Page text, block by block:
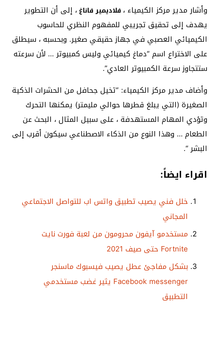
وأشار مدير مركز الكيمياء ، فلاديمير فاناغ ، إلى أن التطوير
يهدف إلى تحقيق تجريبي للمفهوم النظري للحاسوب
الكيميائي العصبي في جهاز حقيقي صغير. وبحسبه ، سيطلق
على الاختراع اسم “دماغ كيميائي وليس كمبيوتر … لأن سرعته
ستتجاوز سرعة الكمبيوتر العادي”.
وأضاف مدير مركز الكيمياء: “تخيل جحافل من الحشرات الذكية
الصغيرة (التي يبلغ قطرها حوالي مليمتر) يمكنها التحرك
وتؤدي المهام المستهدفة ، على سبيل المثال ، البحث عن
الطعام … وهذا النوع من الذكاء الاصطناعي سيكون أقرب إلى
البشر “.
اقراء ايضاً:
خلل فني يصيب تطبيق واتس اب للتواصل الاجتماعي
المجاني
مستخدمو آيفون محرومون من لعبة فورت نايت
Fortnite حتى صيف 2021
بشكل مفاجئ عطل يصيب فيسبوك ماسنجر
Facebook messenger يثير غضب مستخدمي
التطبيق